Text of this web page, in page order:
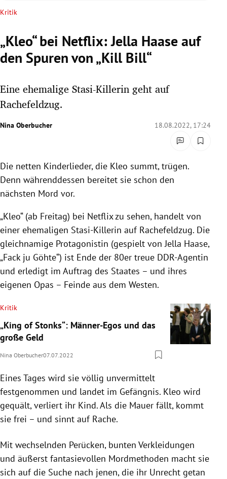
Untermenü
Untermenü
Untermenü
Untermenü
Untermenü
Untermenü
Kritik
„Kleo“ bei Netflix: Jella Haase auf
den Spuren von „Kill Bill“
Eine ehemalige Stasi-Killerin geht auf
Rachefeldzug.
Nina Oberbucher 18.08.2022, 17:24
Die netten Kinderlieder, die Kleo summt, trügen.
Denn währenddessen bereitet sie schon den
nächsten Mord vor.
„Kleo“ (ab Freitag) bei Netflix zu sehen, handelt von
einer ehemaligen Stasi-Killerin auf Rachefeldzug. Die
gleichnamige Protagonistin (gespielt von Jella Haase,
„Fack ju Göhte“) ist Ende der 80er treue DDR-Agentin
und erledigt im Auftrag des Staates – und ihres
eigenen Opas – Feinde aus dem Westen.
Kritik
„King of Stonks“: Männer-Egos und das
große Geld
Nina Oberbucher07.07.2022
Eines Tages wird sie völlig unvermittelt
festgenommen und landet im Gefängnis. Kleo wird
gequält, verliert ihr Kind. Als die Mauer fällt, kommt
sie frei – und sinnt auf Rache.
Mit wechselnden Perücken, bunten Verkleidungen
und äußerst fantasievollen Mordmethoden macht sie
sich auf die Suche nach jenen, die ihr Unrecht getan